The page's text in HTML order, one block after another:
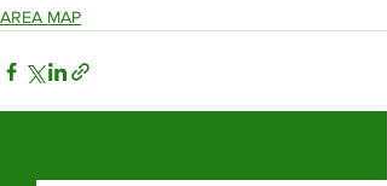
AREA MAP